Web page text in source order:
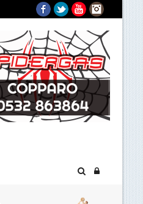
Facebook
TwitterYouTubeInstagram